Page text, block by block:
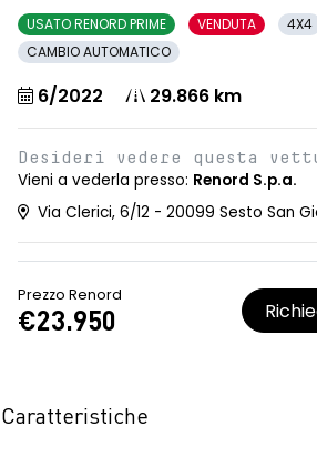
USATO RENORD PRIME VENDUTA
4X4
CAMBIO AUTOMATICO
6/2022 29.866 km
Desideri vedere questa
Vieni a vederla presso: Renord S.p.a.
Via Clerici, 6/12 - 20099 Sesto San
Prezzo Renord
€23.950
Caratteristiche